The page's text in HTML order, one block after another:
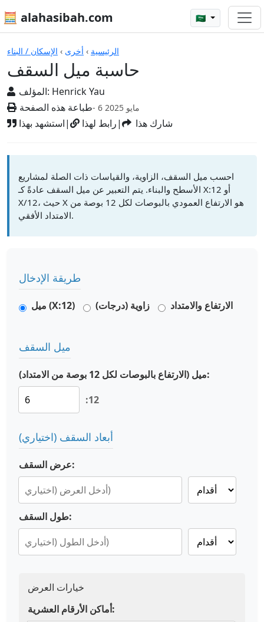
🧮 alahasibah.com 🇸🇦
الرئيسية › أخرى › الإسكان / البناء
حاسبة ميل السقف
المؤلف: Henrick Yau
طباعة هذه الصفحة
- 6 مايو 2025
استشهد بهذا| رابط لهذا| شارك هذا
الآلات الحاسبة
احسب ميل السقف، الزاوية، والقياسات ذات الصلة لمشاريع
الأسطح والبناء. يتم التعبير عن ميل السقف عادةً كـ X:12 أو
X/12، حيث X هو الارتفاع العمودي بالبوصات لكل 12 بوصة من
الامتداد الأفقي.
طريقة الإدخال
ميل (X:12) زاوية (درجات) الارتفاع والامتداد
ميل السقف
ميل (الارتفاع بالبوصات لكل 12 بوصة من الامتداد):
:12
أبعاد السقف (اختياري)
عرض السقف:
طول السقف:
خيارات العرض
أماكن الأرقام العشرية: